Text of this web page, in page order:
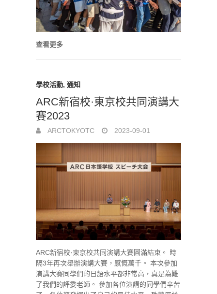
查看更多
學校活動 通知
ARC新宿校·東京校共同演講大
賽2023
ARCTOKYOTC 2023-09-01
ARC新宿校·東京校共同演講大賽圓滿結束。 時
隔3年再次舉辦演講大賽，感慨萬千。 本次參加
演講大賽同學們的日語水平都非常高，真是為難
了我們的評委老師。 參加各位演講的同學們辛苦